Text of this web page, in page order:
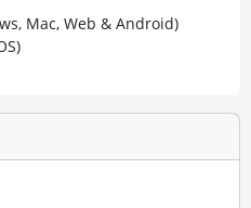
Mac, Web & Android)